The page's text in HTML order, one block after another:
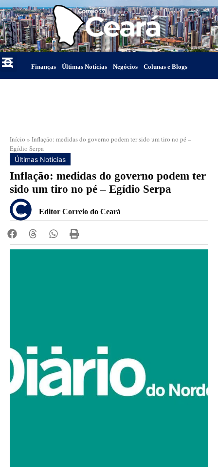
Finanças Últimas Notícias Negócios Colunas e Blogs
Início » Inflação: medidas do governo podem ter sido um tiro no pé –
Egídio Serpa
Últimas Notícias
Inflação: medidas do governo podem ter
sido um tiro no pé – Egídio Serpa
Editor Correio do Ceará